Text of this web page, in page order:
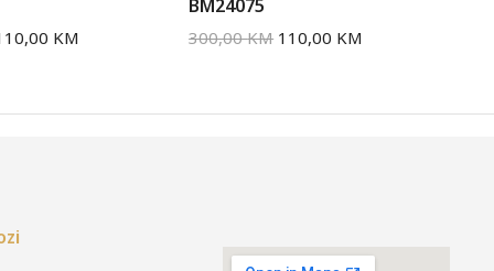
KM
BM24075
300,00KM 110,00 KM